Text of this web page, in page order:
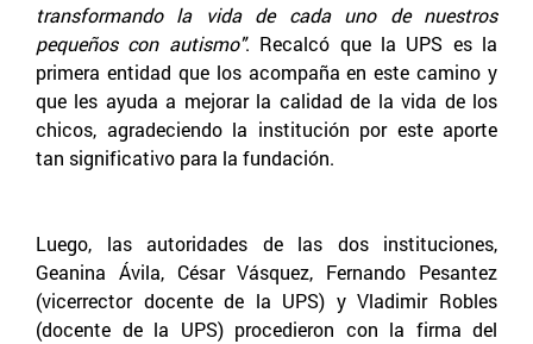
transformando la vida de cada uno de nuestros
pequeños con autismo". Recalcó que la UPS es la
primera entidad que los acompaña en este camino y
que les ayuda a mejorar la calidad de la vida de los
chicos, agradeciendo la institución por este aporte
tan significativo para la fundación.
Luego, las autoridades de las dos instituciones,
Geanina Ávila, César Vásquez, Fernando Pesantez
(vicerrector docente de la UPS) y Vladimir Robles
(docente de la UPS) procedieron con la firma del